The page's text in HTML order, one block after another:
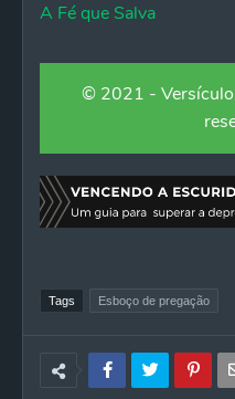
A Fé que Salva
© 2021 - Versículo
Tags Esboço de pregação